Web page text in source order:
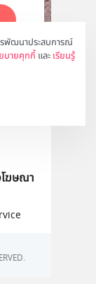
พัฒนาประสบการณ์
บายคุกกี้ และ เรียนรู้
ฆษณา